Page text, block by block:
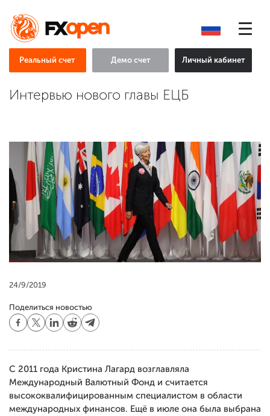
Реальный счет Демо счет Личный кабинет
Интервью нового главы ЕЦБ
24/9/2019
Поделиться новостью
С 2011 года Кристина Лагард возглавляла
Международный Валютный Фонд и считается
высококвалифицированным специалистом в области
международных финансов. Ещё в июле она была выбрана